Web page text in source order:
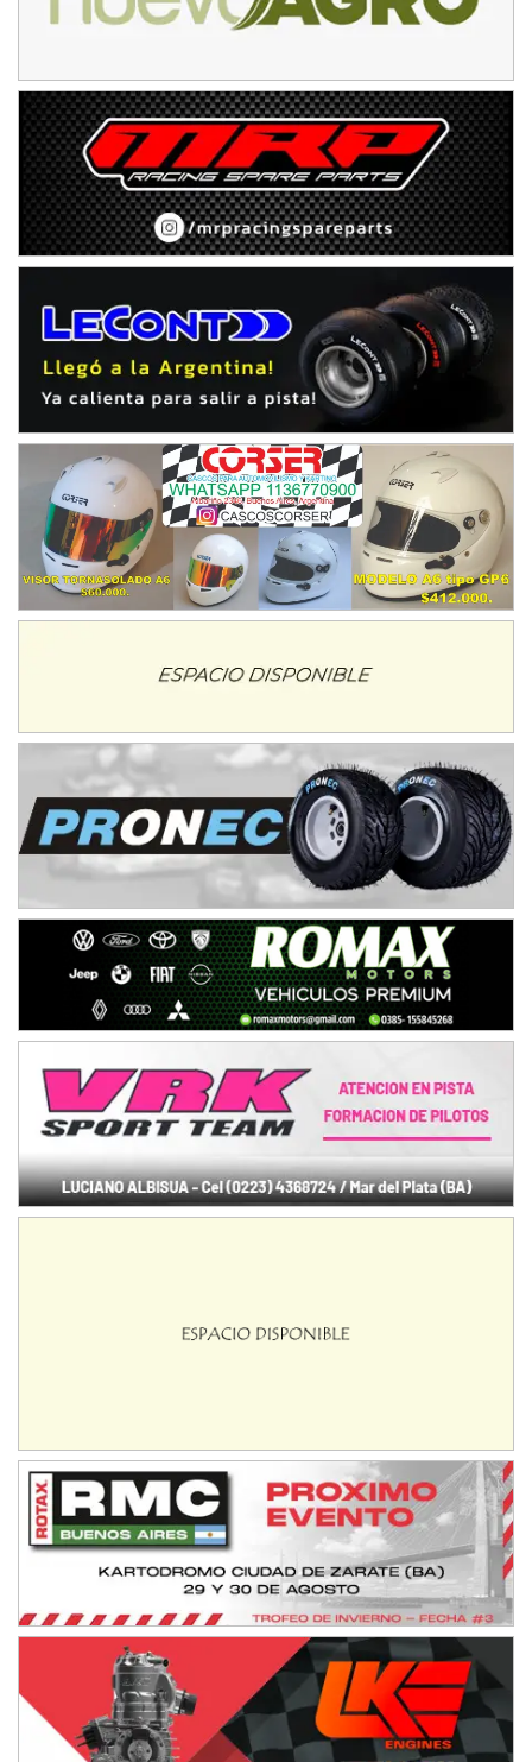
Humboldt (Santa Fe)
Ciudad de Avellaneda (Asfalto)
Avellaneda (Santa Fe)
SUR SANTAFESINO - F4
José Samuel Sánchez (Tierra)
Rufino (Santa Fe)
TUCUMANO - F5
Juan Navarro (Asfalto)